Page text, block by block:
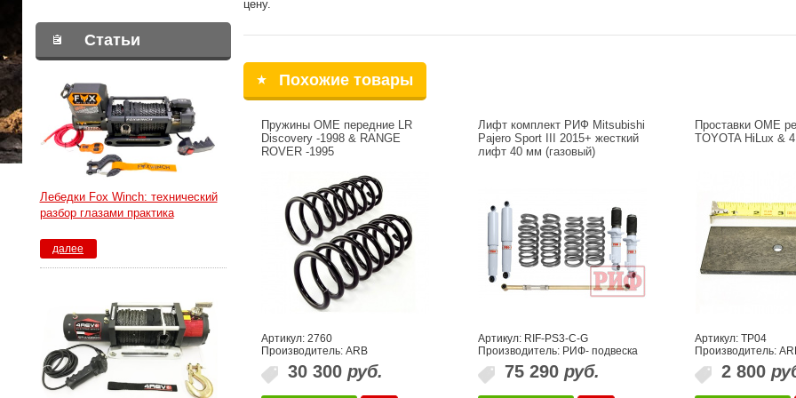
Статьи
Лебедки Fox Winch: технический
разбор глазами практика
далее
цену.
Похожие товары
Пружины OME передние LR
Discovery -1998 & RANGE
ROVER -1995
Артикул: 2760
Производитель: ARB
30 300 руб.
Лифт комплект РИФ Mitsubishi
Pajero Sport III 2015+ жесткий
лифт 40 мм (газовый)
Артикул: RIF-PS3-C-G
Производитель: РИФ- подвеска
75 290 руб.
Проставки OME
TOYOTA HiLux &
Артикул: TP04
Производитель:
2 800